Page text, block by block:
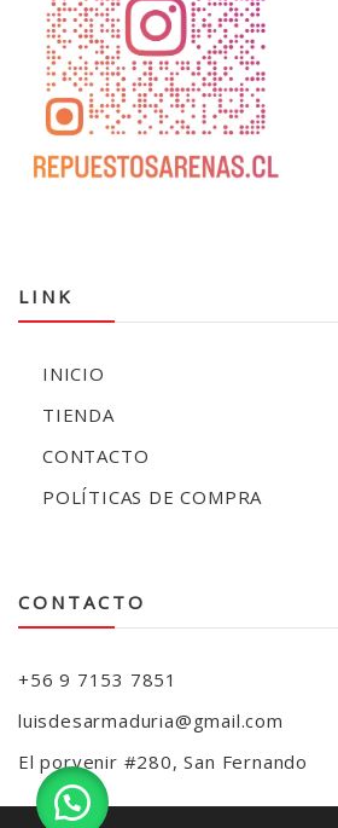
LINK
INICIO
TIENDA
CONTACTO
POLÍTICAS DE COMPRA
CONTACTO
+56 9 7153 7851
luisdesarmaduria@gmail.com
El porvenir #280, San Fernando